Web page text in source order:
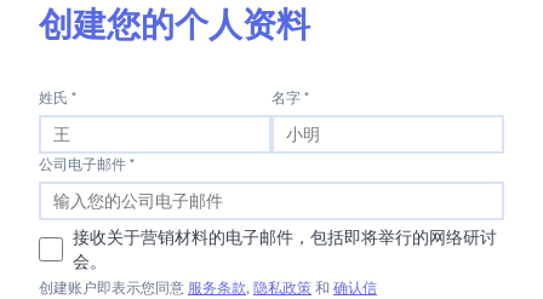
创建您的个人资料
姓氏 * 名字 *
公司电子邮件 *
接收关于营销材料的电子邮件，包括即将举行的网络研讨
会。
创建账户即表示您同意 服务条款, 隐私政策 和 确认信